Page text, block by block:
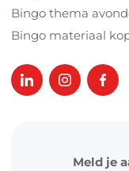
Bingo thema
Bingo materiaal
Meld je